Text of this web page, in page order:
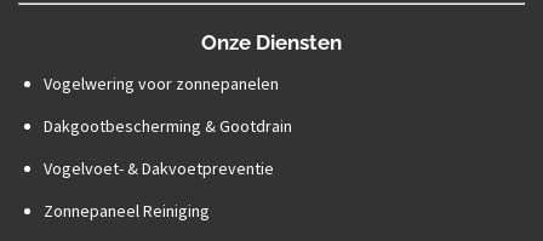
Onze Diensten
Vogelwering voor zonnepanelen
Dakgootbescherming & Gootdrain
Vogelvoet- & Dakvoetpreventie
Zonnepaneel Reiniging